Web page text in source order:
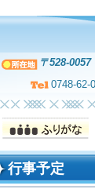
〒528-
0748-62-
行事予定